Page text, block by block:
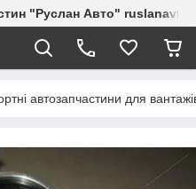
"Руслан Авто"
автозапчастини для